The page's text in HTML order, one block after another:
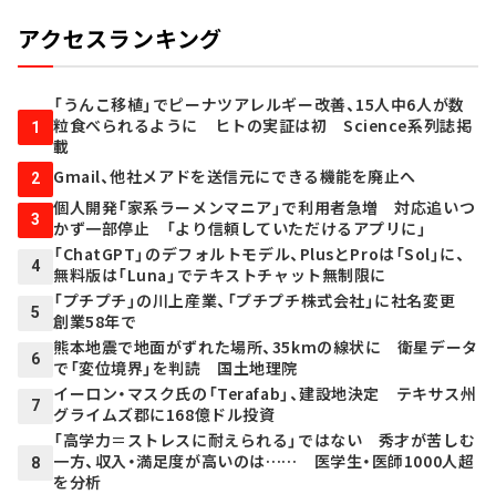
アクセスランキング
1
「うんこ移植」でピーナツアレルギー改善、15人中6人が数
粒食べられるように ヒトの実証は初 Science系列誌掲
載
2 Gmail、他社メアドを送信元にできる機能を廃止へ
3
個人開発「家系ラーメンマニア」で利用者急増 対応追いつ
かず一部停止 「より信頼していただけるアプリに」
4
「ChatGPT」のデフォルトモデル、PlusとProは「Sol」に、
無料版は「Luna」でテキストチャット無制限に
5
「プチプチ」の川上産業、「プチプチ株式会社」に社名変更
創業58年で
6
熊本地震で地面がずれた場所、35kmの線状に 衛星データ
で「変位境界」を判読 国土地理院
7
イーロン・マスク氏の「Terafab」、建設地決定 テキサス州
グライムズ郡に168億ドル投資
8
「高学力＝ストレスに耐えられる」ではない 秀才が苦しむ
一方、収入・満足度が高いのは…… 医学生・医師1000人超
を分析